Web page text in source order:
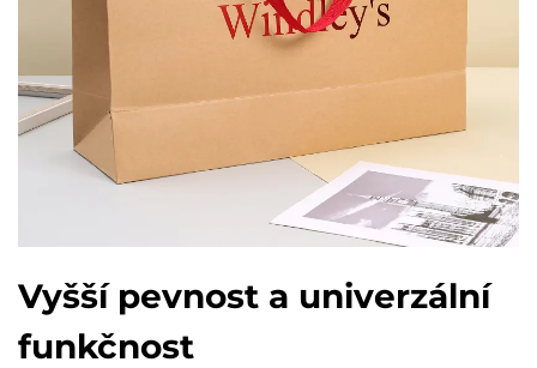
Vyšší pevnost a univerzální
funkčnost